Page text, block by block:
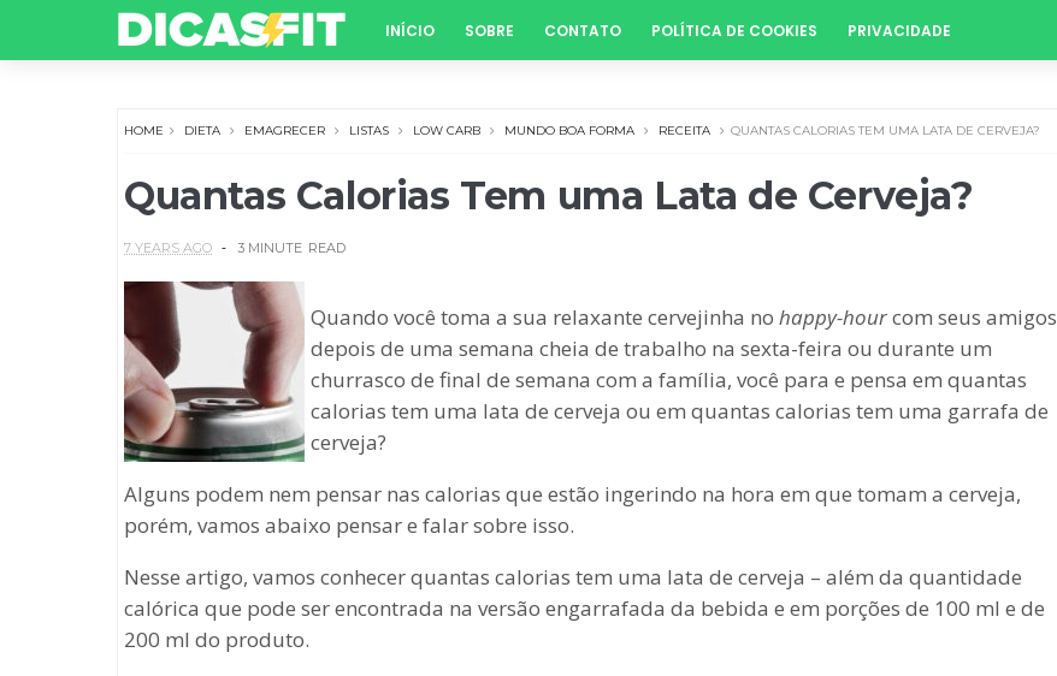
INÍCIO SOBRE CONTATO POLÍTICA DE COOKIES PRIVACIDADE
HOME DIETA EMAGRECER LISTAS LOW CARB MUNDO BOA FORMA RECEITA QUANTAS CALORIAS TEM UMA LATA DE CERVEJA?
Quantas Calorias Tem uma Lata de Cerveja?
7 YEARS AGO 3 MINUTE READ
Quando você toma a sua relaxante cervejinha no happy-hourcom seus amigos
depois de uma semana cheia de trabalho na sexta-feira ou durante um
churrasco de final de semana com a família, você para e pensa em quantas
calorias tem uma lata de cerveja ou em quantas calorias tem uma garrafa de
cerveja?
Alguns podem nem pensar nas calorias que estão ingerindo na hora em que tomam a cerveja,
porém, vamos abaixo pensar e falar sobre isso.
Nesse artigo, vamos conhecer quantas calorias tem uma lata de cerveja – além da quantidade
calórica que pode ser encontrada na versão engarrafada da bebida e em porções de 100 ml e de
200 ml do produto.